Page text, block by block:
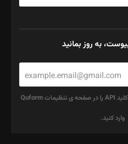
به روز بمانید
برای استفاده از ریکپچا بایستی کلید API را در صفحه ی تنظیمات Quform
وارد کنید.